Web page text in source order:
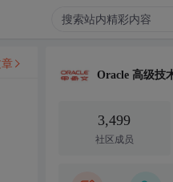
Oracle 高级技
3,499
社区成员